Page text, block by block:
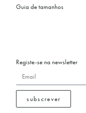
Guia de tamanhos
Registe-se na newsletter
subscrever